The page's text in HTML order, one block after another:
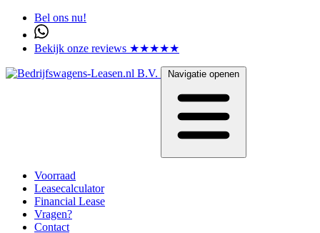
Bel ons nu!
Bekijk onze reviews ★★★★★
Navigatie openen
Voorraad
Leasecalculator
Financial Lease
Vragen?
Contact